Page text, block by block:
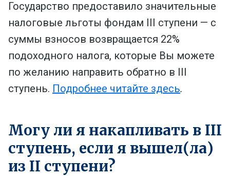
Государство предоставило значительные
налоговые льготы фондам III ступени — с
суммы взносов возвращается 22%
подоходного налога, которые Вы можете
по желанию направить обратно в III
ступень. Подробнее читайте здесь.
Mогу ли я накапливать в III
ступень, если я вышел(ла)
из II ступени?